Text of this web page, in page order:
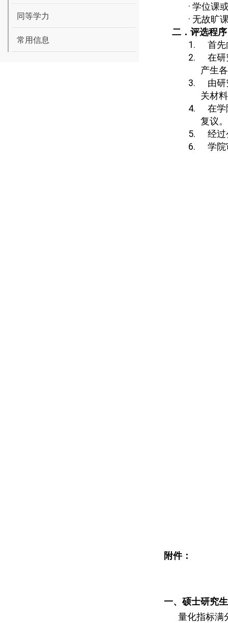
同等学力
常用信息
· 学位课
· 无故旷
二．评选程序
1.
首
2.
在
产生
3.
由
关材
4.
在
复议。
5.
经
6.
学
附件：
一、硕士研究
量化指标满